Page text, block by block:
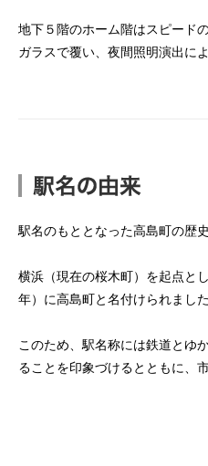
地下５階のホーム階はスピード
ガラスで覆い、夜間照明演出に
駅名のもととなった高島町の歴
横浜（現在の桜木町）を起点と
年）に高島町と名付けられました
このため、駅名称には鉄道とゆ
ることを印象づけるとともに、